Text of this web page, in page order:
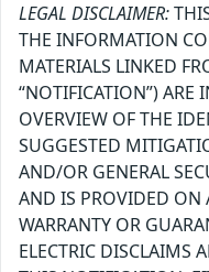
LEGAL DISCLAIMER:
THE INFORMATION
MATERIALS LINKED
“NOTIFICATION”) ARE
OVERVIEW OF THE
SUGGESTED
AND/OR GENERAL
AND IS PROVIDED ON
WARRANTY OR
ELECTRIC DISCLAIMS